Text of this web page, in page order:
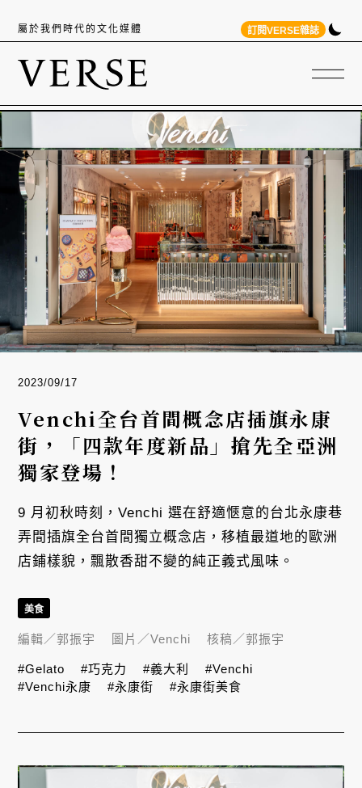
屬於我們時代的文化媒體 訂閱VERSE雜誌
2023/09/17
Venchi全台首間概念店插旗永康
街，「四款年度新品」搶先全亞洲
獨家登場！
9 月初秋時刻，Venchi 選在舒適愜意的台北永康巷
弄間插旗全台首間獨立概念店，移植最道地的歐洲
店鋪樣貌，飄散香甜不變的純正義式風味。
美食
編輯／郭振宇 圖片／Venchi 核稿／郭振宇
#Gelato #巧克力 #義大利
#Venchi
#Venchi永康
#永康街 #永康街美食